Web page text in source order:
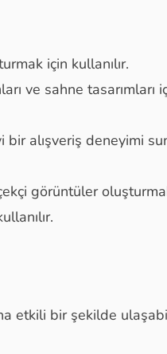
için kullanılır.
ve sahne tasarımları
alışveriş deneyimi
görüntüler
etkili bir şekilde